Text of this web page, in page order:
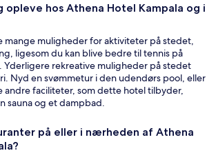
opleve hos Athena Hotel Kampala og i
mange muligheder for aktiviteter på stedet,
ligesom du kan blive bedre til tennis på
Yderligere rekreative muligheder på stedet
Nyd en svømmetur i den udendørs pool, eller
andre faciliteter, som dette hotel tilbyder,
sauna og et dampbad.
på eller i nærheden af Athena